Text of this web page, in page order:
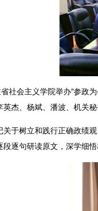
社会主义学院举办“参政
杰、杨斌、潘波、机关
于树立和践行正确政绩
逐句研读原文，深学细